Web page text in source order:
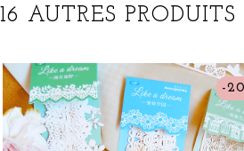
16 AUTRES
-